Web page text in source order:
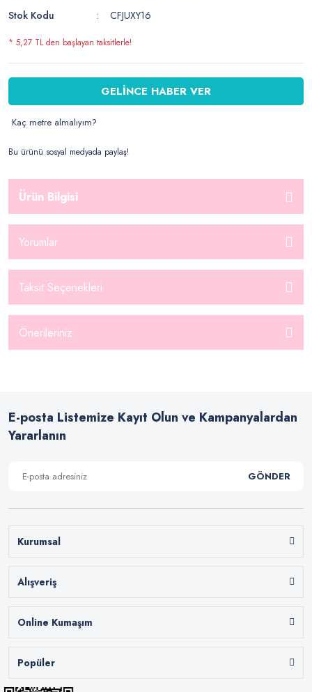
Stok Kodu
CFJUXY16
* 5,27 TL den başlayan taksitlerle!
GELİNCE HABER VER
Kaç metre almalıyım?
Bu ürünü sosyal medyada paylaş!
Ürün Bilgisi
Yorumlar
Taksit Seçenekleri
Önerileriniz
E-posta Listemize Kayıt Olun ve Kampanyalardan
Yararlanın
GÖNDER
Kurumsal
Alışveriş
Online Kumaşım
Popüler